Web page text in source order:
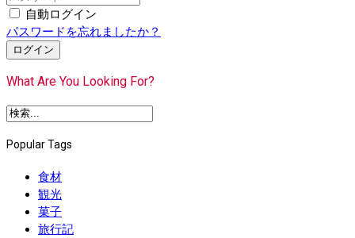
自動ログイン
パスワードを忘れましたか？
ログイン
What Are You Looking For?
Popular Tags
食材
観光
菓子
旅行記